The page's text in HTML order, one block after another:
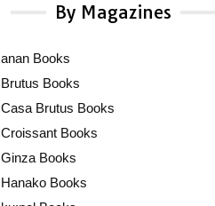
By Magazines
anan Books
Brutus Books
Casa Brutus Books
Croissant Books
Ginza Books
Hanako Books